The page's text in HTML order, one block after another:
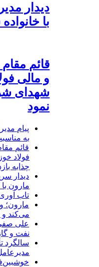
دیدار
با
قائم
و مالی
شهدای
نمود
پیام
به
قائم
فولاد
چذابه
دیدار
مارون
تاب
مارون؛
می‌کند
علی
نفت و
سالگرد